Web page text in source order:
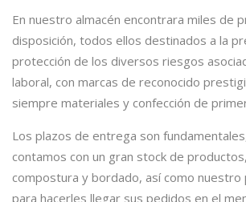
En nuestro almacén encontrara miles de
disposición, todos ellos destinados a la
protección de los diversos riesgos
laboral, con marcas de reconocido
siempre materiales y confección de
Los plazos de entrega son
contamos con un gran stock de
compostura y bordado, así como
para hacerles llegar sus pedidos en el